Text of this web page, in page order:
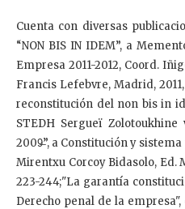
Cuenta con diversas
“NON BIS IN IDEM”, a
Empresa 2011-2012, Coord.
Francis Lefebvre, Madrid,
reconstitución del non bis in
STEDH Sergueï
2009̶”, a Constitución y
Mirentxu Corcoy Bidasolo, Ed.
223-244;"La garantía
Derecho penal de la